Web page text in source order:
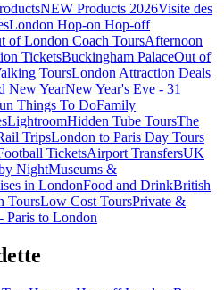
NEW Products 2026Visite des
London Hop-on Hop-off
of London Coach ToursAfternoon
TicketsBuckingham PalaceOut of
ToursLondon Attraction Deals
New YearNew Year's Eve - 31
Things To DoFamily
LightroomHidden Tube ToursThe
TripsLondon to Paris Day Tours
TicketsAirport TransfersUK
NightMuseums &
in LondonFood and DrinkBritish
ToursLow Cost ToursPrivate &
Paris to London